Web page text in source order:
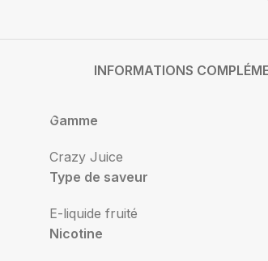
INFORMATIONS
Gamme
Crazy Juice
Type de saveur
E-liquide fruité
Nicotine